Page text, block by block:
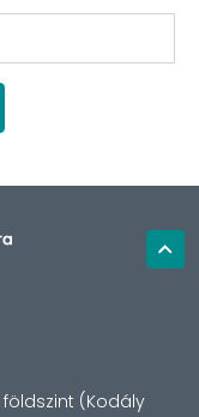
földszint (Kodály